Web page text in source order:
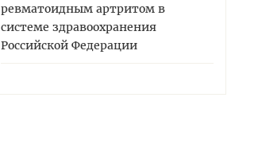
ревматоидным артритом в
системе здравоохранения
Российской Федерации